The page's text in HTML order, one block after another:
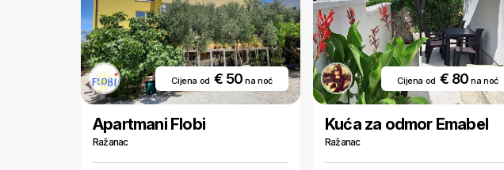
Cijena od € 50na noć
Apartmani Flobi
Ražanac
Cijena od € 80na noć
Kuća za odmor Emabel
Ražanac